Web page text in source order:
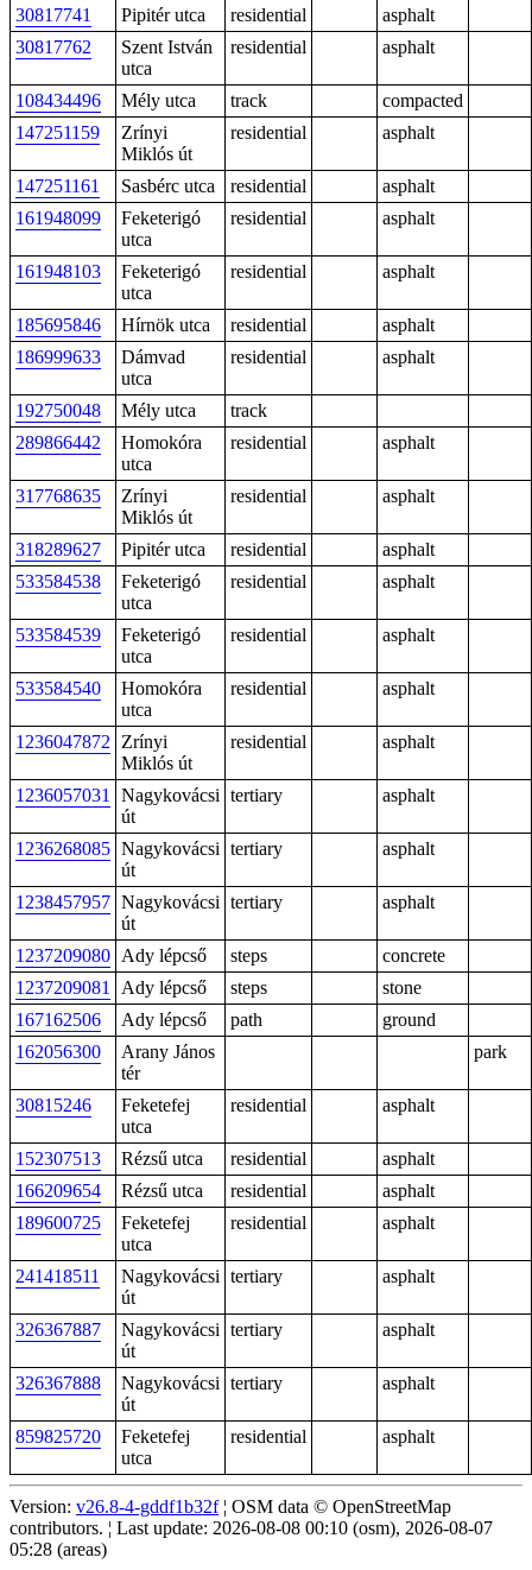
30817741
Pipitér utca residential
asphalt
30817762
Szent István
utca
residential asphalt
108434496 Mély utca track
compacted
147251159
Zrínyi
Miklós út
residential asphalt
147251161 Sasbérc utca residential
asphalt
161948099
Feketerigó
utca
residential asphalt
161948103
Feketerigó
utca
residential asphalt
185695846 Hírnök utca residential
asphalt
186999633
Dámvad
utca
residential asphalt
192750048 Mély utca
track
289866442
Homokóra
utca
residential asphalt
317768635
Zrínyi
Miklós út
residential asphalt
318289627 Pipitér utca residential
asphalt
533584538
Feketerigó
utca
residential asphalt
533584539
Feketerigó
utca
residential asphalt
533584540
Homokóra
utca
residential asphalt
1236047872
Zrínyi
Miklós út
residential asphalt
1236057031
Nagykovácsi
út
tertiary asphalt
1236268085 Nagykovácsi
út
tertiary asphalt
1238457957 Nagykovácsi
út
tertiary asphalt
1237209080 Ady lépcső steps
concrete
1237209081
Ady lépcső steps
stone
167162506
Ady lépcső path
ground
162056300
Arany János
tér
park
30815246
Feketefej
utca
residential asphalt
152307513 Rézsű utca residential
asphalt
166209654
Rézsű utca residential
asphalt
189600725
Feketefej
utca
residential asphalt
241418511
Nagykovácsi
út
tertiary asphalt
326367887
Nagykovácsi
út
tertiary asphalt
326367888
Nagykovácsi
út
tertiary asphalt
859825720
Feketefej
utca
residential asphalt
Version: v26.8-4-gddf1b32f¦ OSM data © OpenStreetMap
contributors. ¦ Last update: 2026-08-08 00:10 (osm), 2026-08-07
05:28 (areas)